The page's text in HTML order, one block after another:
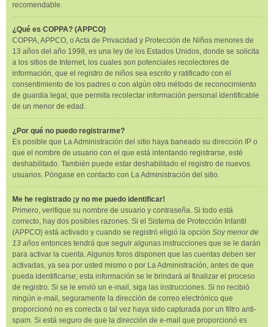
recomendable.
¿Qué es COPPA? (APPCO)
COPPA, APPCO, o Acta de Privacidad y Protección de Niños menores de
13 años del año 1998, es una ley de los Estados Unidos, donde se solicita
a los sitios de Internet, los cuales son potenciales recolectores de
información, que el registro de niños sea escrito y ratificado con el
consentimiento de los padres o con algún otro método de reconocimiento
de guardia legal, que permita recolectar información personal identificable
de un menor de edad.
¿Por qué no puedo registrarme?
Es posible que La Administración del sitio haya baneado su dirección IP o
que el nombre de usuario con el que está intentando registrarse, esté
deshabilitado. También puede estar deshabilitado el registro de nuevos
usuarios. Póngase en contacto con La Administración del sitio.
Me he registrado ¡y no me puedo identificar!
Primero, verifique su nombre de usuario y contraseña. Si todo está
correcto, hay dos posibles razones. Si el Sistema de Protección Infantil
(APPCO) está activado y cuando se registró eligió la opción Soy menor de
13 años entonces tendrá que seguir algunas instrucciones que se le darán
para activar la cuenta. Algunos foros disponen que las cuentas deben ser
activadas, ya sea por usted mismo o por La Administración, antes de que
pueda identificarse; esta información se le brindará al finalizar el proceso
de registro. Si se le envió un e-mail, siga las instrucciones. Si no recibió
ningún e-mail, seguramente la dirección de correo electrónico que
proporcionó no es correcta o tal vez haya sido capturada por un filtro anti-
spam. Si está seguro de que la dirección de e-mail que proporcionó es